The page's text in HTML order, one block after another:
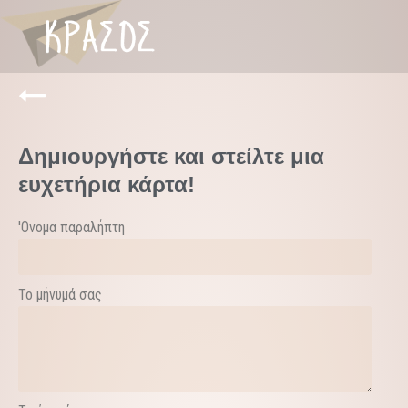
Δημιουργήστε και στείλτε μια
ευχετήρια κάρτα!
'Ονομα παραλήπτη
Το μήνυμά σας